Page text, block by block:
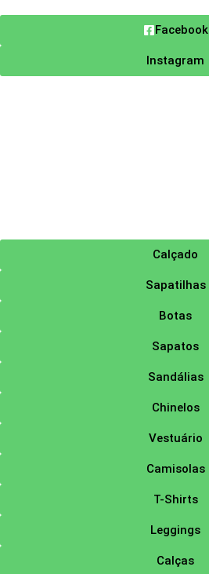
Facebook
Instagram
Calçado
Sapatilhas
Botas
Sapatos
Sandálias
Chinelos
Vestuário
Camisolas
T-Shirts
Leggings
Calças